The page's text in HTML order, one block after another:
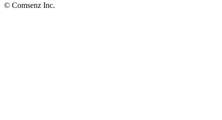
© Comsenz Inc.